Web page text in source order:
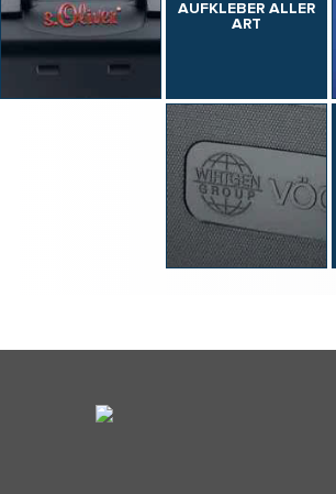
AUFKLEBER ALLER
ART